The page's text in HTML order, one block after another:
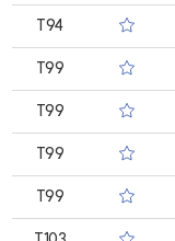
T94
T99
T99
T99
T99